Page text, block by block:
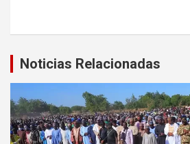
Noticias Relacionadas